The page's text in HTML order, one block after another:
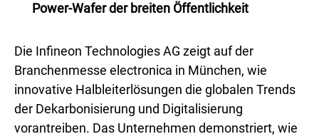
Power-Wafer der breiten Öffentlichkeit
Die Infineon Technologies AG zeigt auf der
Branchenmesse electronica in München, wie
innovative Halbleiterlösungen die globalen Trends
der Dekarbonisierung und Digitalisierung
vorantreiben. Das Unternehmen demonstriert, wie